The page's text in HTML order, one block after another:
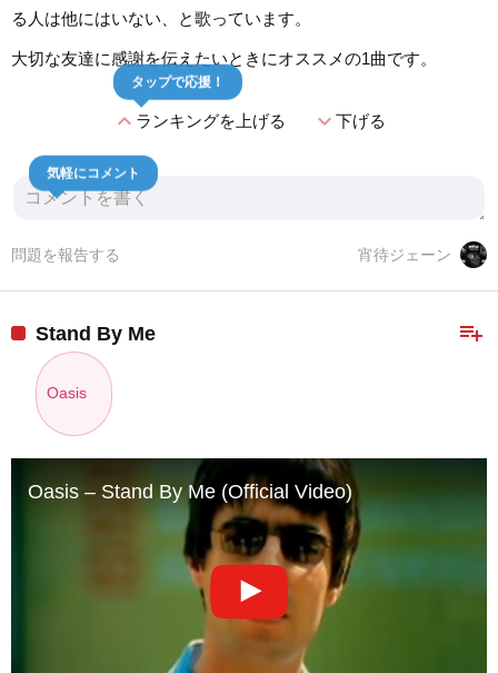
る人は他にはいない、と歌っています。
大切な友達に感謝を伝えたいときにオススメの1曲です。
expand_lessランキングを上げる
タップで応援！
expand_more下げる
気軽にコメント
宵待ジェーン
問題を報告する
playlist_add
Stand By Me
Oasis
Oasis – Stand By Me (Official Video)